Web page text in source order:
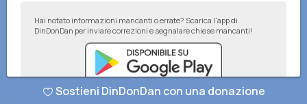
Hai notato informazioni mancanti o errate? Scarica l'app di
DinDonDan per inviare correzioni e segnalare chiese mancanti!
Sostieni DinDonDan con una donazione